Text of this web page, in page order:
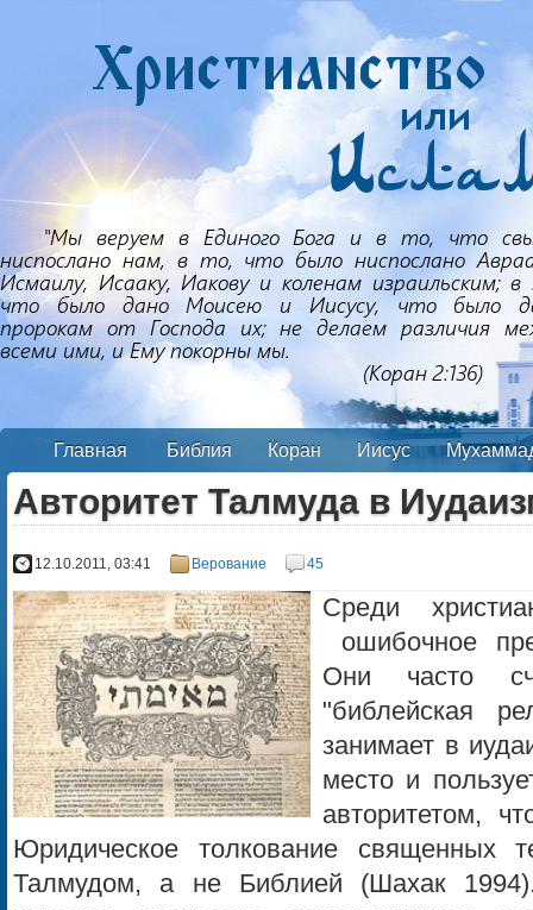
Главная Библия Коран Иисус
Авторитет Талмуда в
12.10.2011, 03:41 Верование 45
Среди
ошибочное
Они часто
"библейская
занимает в
место и
авторитетом,
Юридическое толкование священных
Талмудом, а не Библией (Шахак